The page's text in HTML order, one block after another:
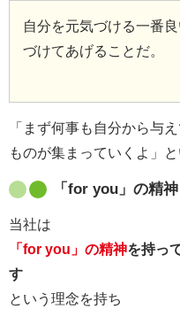
自分を元気づける一番
づけてあげることだ。
「まず何事も自分から与
ものが集まっていくよ」と
「for you」の精神
当社は
「for you」の精神を持っ
す
という理念を持ち